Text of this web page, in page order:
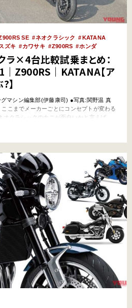
SE ネオクラシック
KATANA
ズキ カワサキ Z900RS ホンダ
ラ×4台比較試乗まとめ：
Z900RS｜KATANA【ア
】
マシン編集部(伊藤康司) ●写真:関野温 真
こまでメーカーごとにコンセプトが変わる
クラシックのナニが面白いかと言えば、
釈がみんな違うところ。とても同じカテゴ
カーが…